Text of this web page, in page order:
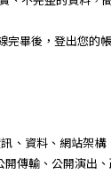
畢後，登出您的
、資料、網站架
傳輸、公開演出